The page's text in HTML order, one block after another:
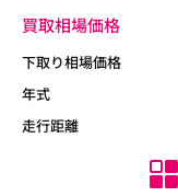
買取相場価格
下取り相場価格
年式
走行距離